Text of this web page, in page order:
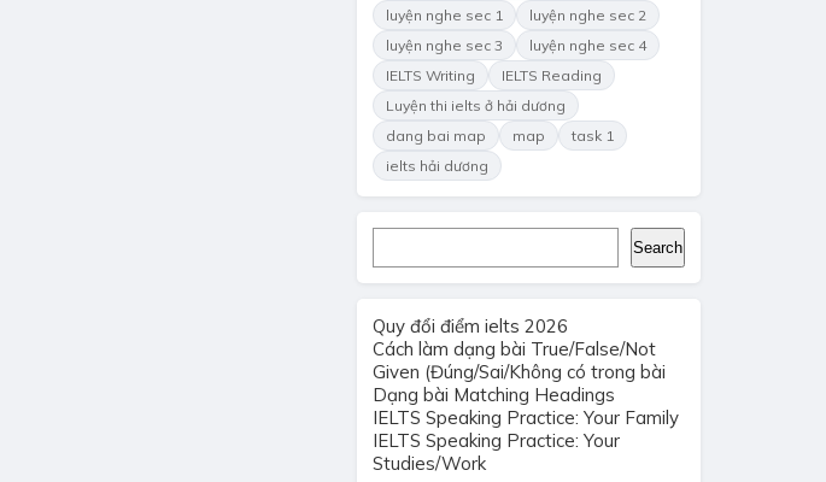
luyện nghe sec 1
luyện nghe sec 2
luyện nghe sec 3
luyện nghe sec 4
IELTS Writing
IELTS Reading
Luyện thi ielts ở hải dương
dang bai map
map
task 1
ielts hải dương
Search
Quy đổi điểm ielts 2026
Cách làm dạng bài True/False/Not
Given (Đúng/Sai/Không có trong bài
Dạng bài Matching Headings
IELTS Speaking Practice: Your Family
IELTS Speaking Practice: Your
Studies/Work